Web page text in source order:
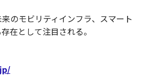
のモビリティインフラ、スマート
在として注目される。